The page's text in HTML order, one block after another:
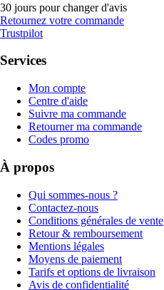
30 jours pour changer d'avis
Retournez votre commande
Trustpilot
Services
Mon compte
Centre d'aide
Suivre ma commande
Retourner ma commande
Codes promo
À propos
Qui sommes-nous ?
Contactez-nous
Conditions générales de vente
Retour & remboursement
Mentions légales
Moyens de paiement
Tarifs et options de livraison
Avis de confidentialité